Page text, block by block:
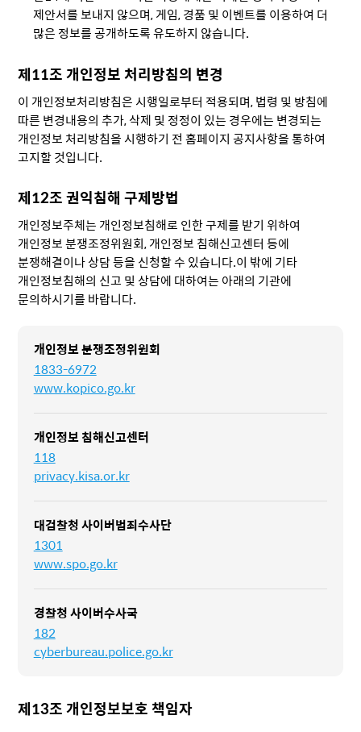
제안서를 보내지 않으며, 게임, 경품 및 이벤트를 이용하여 더
많은 정보를 공개하도록 유도하지 않습니다.
제11조 개인정보 처리방침의 변경
이 개인정보처리방침은 시행일로부터 적용되며, 법령 및 방침에
따른 변경내용의 추가, 삭제 및 정정이 있는 경우에는 변경되는
개인정보 처리방침을 시행하기 전 홈페이지 공지사항을 통하여
고지할 것입니다.
제12조 권익침해 구제방법
개인정보주체는 개인정보침해로 인한 구제를 받기 위하여
개인정보 분쟁조정위원회, 개인정보 침해신고센터 등에
분쟁해결이나 상담 등을 신청할 수 있습니다.이 밖에 기타
개인정보침해의 신고 및 상담에 대하여는 아래의 기관에
문의하시기를 바랍니다.
개인정보 분쟁조정위원회
1833-6972
www.kopico.go.kr
개인정보 침해신고센터
118
privacy.kisa.or.kr
대검찰청 사이버범죄수사단
1301
www.spo.go.kr
경찰청 사이버수사국
182
cyberbureau.police.go.kr
제13조 개인정보보호 책임자